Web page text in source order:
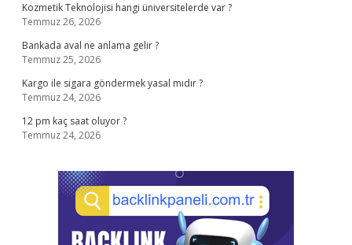
Kozmetik Teknolojisi hangi üniversitelerde var ?
Temmuz 26, 2026
Bankada aval ne anlama gelir ?
Temmuz 25, 2026
Kargo ile sigara göndermek yasal mıdır ?
Temmuz 24, 2026
12 pm kaç saat oluyor ?
Temmuz 24, 2026